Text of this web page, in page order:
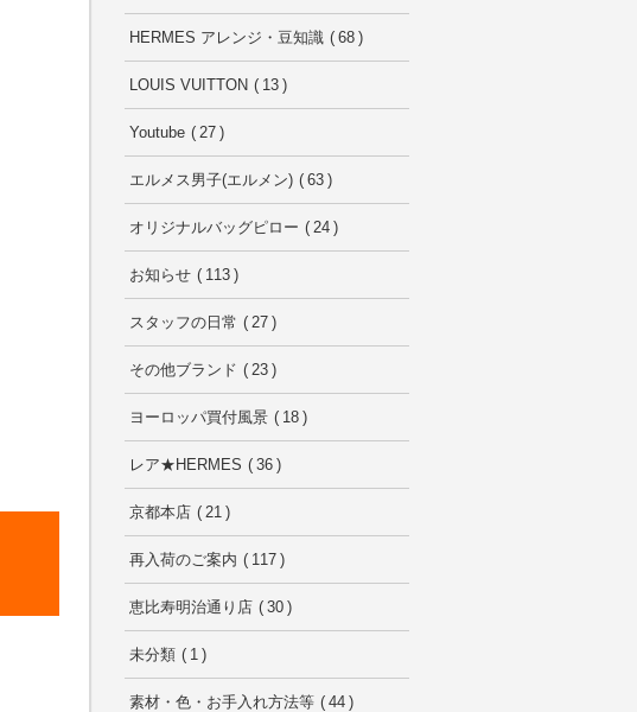
HERMES アレンジ・豆知識 68
LOUIS VUITTON 13
Youtube 27
エルメス男子(エルメン) 63
オリジナルバッグピロー 24
お知らせ 113
スタッフの日常 27
その他ブランド 23
ヨーロッパ買付風景 18
レア★HERMES 36
京都本店 21
再入荷のご案内 117
恵比寿明治通り店 30
未分類 1
素材・色・お手入れ方法等 44